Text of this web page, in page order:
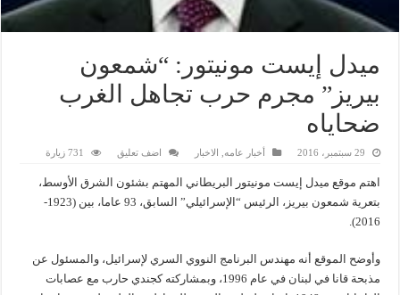
ميدل إيست مونيتور: “شمعون
بيريز” مجرم حرب تجاهل الغرب
ضحاياه
29 سبتمبر، 2016 أخبار عامه الاخبار اضف تعليق 731 زيارة
اهتم موقع ميدل إيست مونيتور البريطاني المهتم بشئون الشرق الأوسط،
بتعرية شمعون بيريز، الرئيس “الإسرائيلي” السابق، 93 عاما، بين (1923-
2016).
وأوضح الموقع أنه مهندس البرنامج النووي السري لإسرائيل، والمسئول عن
مذبحة قانا في لبنان في عام 1996، وبمشاركته كجندي حارب مع عصابات